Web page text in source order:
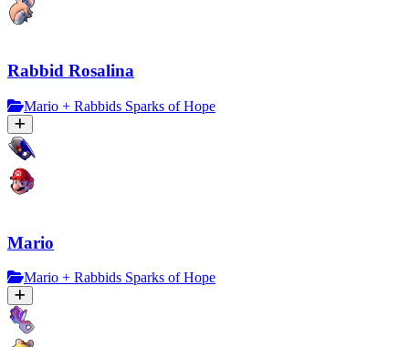
Rabbid Rosalina
Mario + Rabbids Sparks of Hope
Mario
Mario + Rabbids Sparks of Hope